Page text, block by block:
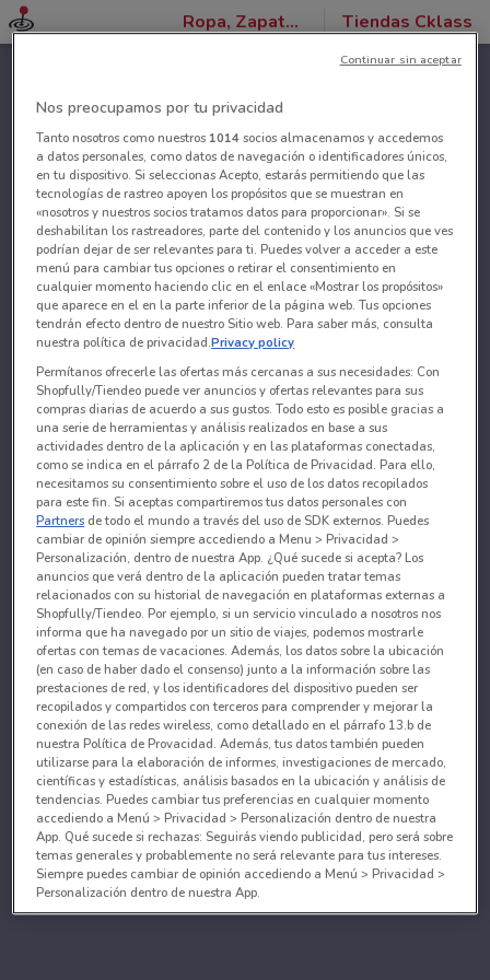
Ropa, Zapatos y Accesorios Tiendas Cklass
Nos preocupamos por tu privacidad
Tanto nosotros como nuestros 1014socios almacenamos y accedemos
a datos personales, como datos de navegación o identificadores únicos,
en tu dispositivo. Si seleccionas Acepto, estarás permitiendo que las
tecnologías de rastreo apoyen los propósitos que se muestran en
«nosotros y nuestros socios tratamos datos para proporcionar». Si se
deshabilitan los rastreadores, parte del contenido y los anuncios que ves
podrían dejar de ser relevantes para ti. Puedes volver a acceder a este
menú para cambiar tus opciones o retirar el consentimiento en
cualquier momento haciendo clic en el enlace «Mostrar los propósitos»
que aparece en el en la parte inferior de la página web. Tus opciones
tendrán efecto dentro de nuestro Sitio web. Para saber más, consulta
nuestra política de privacidad.Privacy policy
Permítanos ofrecerle las ofertas más cercanas a sus necesidades: Con
Shopfully/Tiendeo puede ver anuncios y ofertas relevantes para sus
compras diarias de acuerdo a sus gustos. Todo esto es posible gracias a
una serie de herramientas y análisis realizados en base a sus
actividades dentro de la aplicación y en las plataformas conectadas,
como se indica en el párrafo 2 de la Política de Privacidad. Para ello,
necesitamos su consentimiento sobre el uso de los datos recopilados
para este fin. Si aceptas compartiremos tus datos personales con
Partners de todo el mundo a través del uso de SDK externos. Puedes
cambiar de opinión siempre accediendo a Menu > Privacidad >
Personalización, dentro de nuestra App. ¿Qué sucede si acepta? Los
anuncios que verá dentro de la aplicación pueden tratar temas
relacionados con su historial de navegación en plataformas externas a
Shopfully/Tiendeo. Por ejemplo, si un servicio vinculado a nosotros nos
informa que ha navegado por un sitio de viajes, podemos mostrarle
ofertas con temas de vacaciones. Además, los datos sobre la ubicación
(en caso de haber dado el consenso) junto a la información sobre las
prestaciones de red, y los identificadores del dispositivo pueden ser
recopilados y compartidos con terceros para comprender y mejorar la
conexión de las redes wireless, como detallado en el párrafo 13.b de
nuestra Política de Provacidad. Además, tus datos también pueden
utilizarse para la elaboración de informes, investigaciones de mercado,
científicas y estadísticas, análisis basados en la ubicación y análisis de
tendencias. Puedes cambiar tus preferencias en cualquier momento
accediendo a Menú > Privacidad > Personalización dentro de nuestra
App. Qué sucede si rechazas: Seguirás viendo publicidad, pero será sobre
temas generales y probablemente no será relevante para tus intereses.
Siempre puedes cambiar de opinión accediendo a Menú > Privacidad >
Personalización dentro de nuestra App.
Continuar sin aceptar